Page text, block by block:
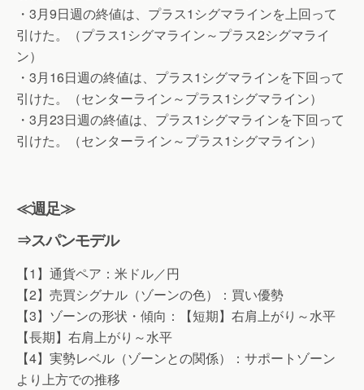
・3月9日週の終値は、プラス1シグマラインを上回って
引けた。（プラス1シグマライン～プラス2シグマライ
ン）
・3月16日週の終値は、プラス1シグマラインを下回って
引けた。（センターライン～プラス1シグマライン）
・3月23日週の終値は、プラス1シグマラインを下回って
引けた。（センターライン～プラス1シグマライン）
≪週足≫
⇒スパンモデル
【1】通貨ペア：米ドル／円
【2】売買シグナル（ゾーンの色）：買い優勢
【3】ゾーンの形状・傾向：【短期】右肩上がり～水平
【長期】右肩上がり～水平
【4】実勢レベル（ゾーンとの関係）：サポートゾーン
より上方での推移